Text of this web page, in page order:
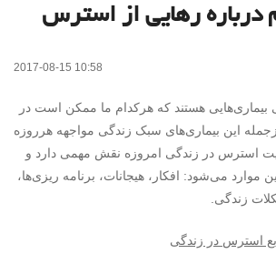
درباره رهایی از استرس
2017-08-15 10:58
بیماری‌هایی هستند که هرکدام ما ممکن است در
این بیماری‌های سبک زندگی مواجهه هرروزه
استرس در زندگی امروزه نقش مهمی دارد و
موارد می‌شود: افکار، هیجانات، برنامه ریزی‌ها،
زندگی.
استرس در زندگی